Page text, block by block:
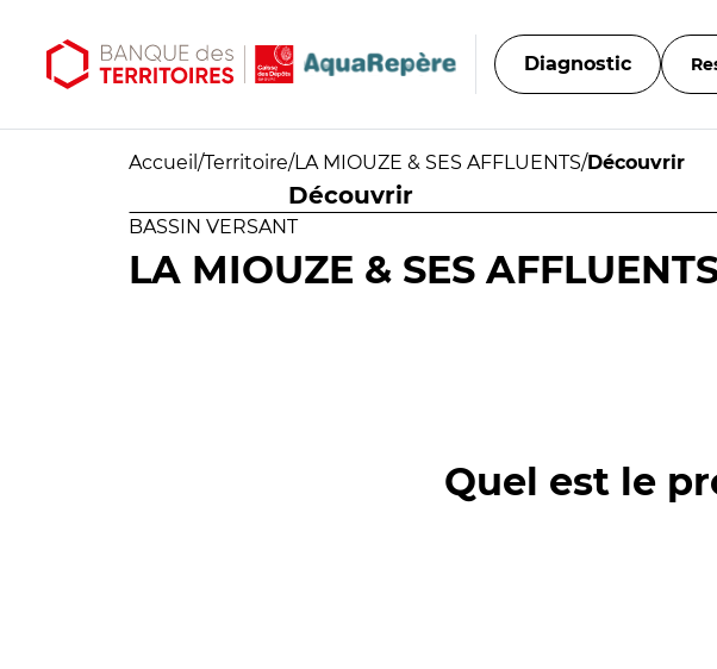
Diagnostic
Accueil /Territoire/LA MIOUZE & SES AFFLUENTS/Découvrir
Découvrir
BASSIN VERSANT
LA MIOUZE & SES
Quel est le